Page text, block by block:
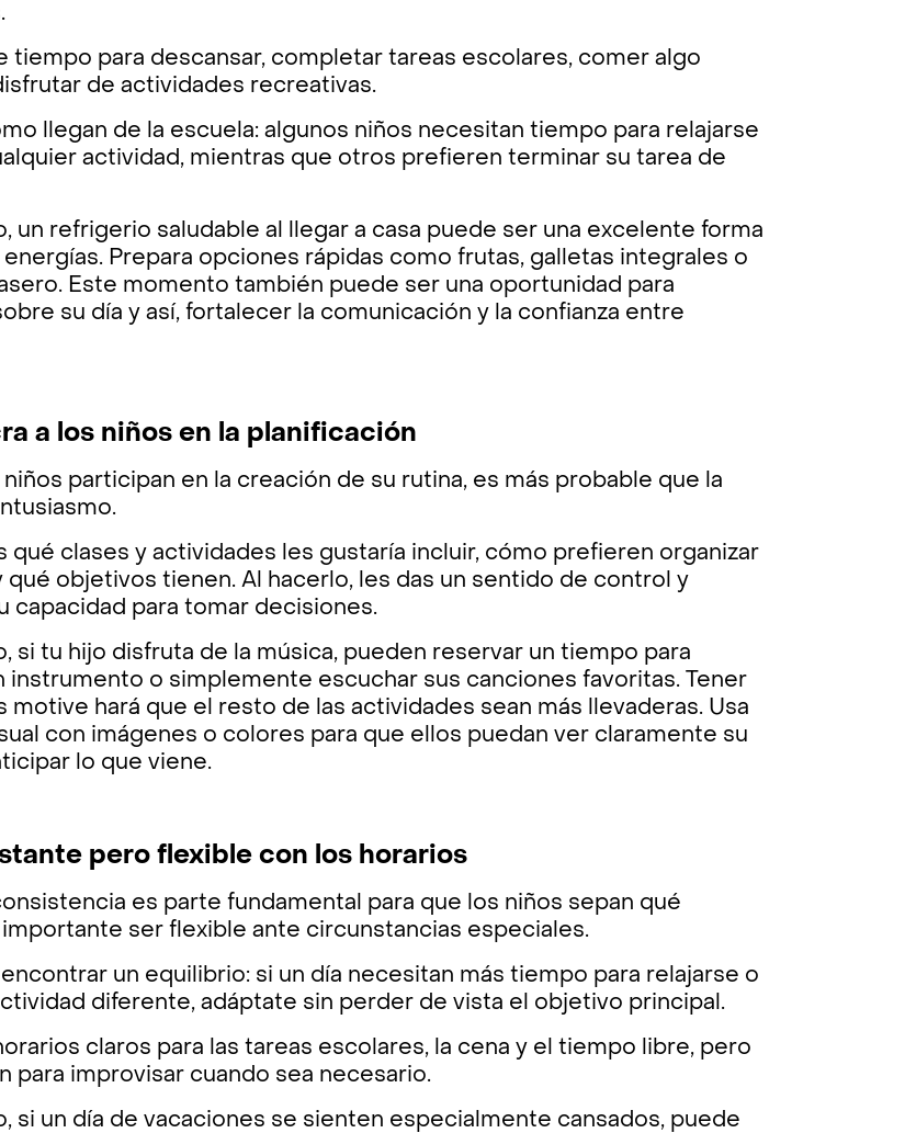
tiempo para descansar, completar tareas escolares, comer algo
de actividades recreativas.
llegan de la escuela: algunos niños necesitan tiempo para relajarse
actividad, mientras que otros prefieren terminar su tarea de
un refrigerio saludable al llegar a casa puede ser una excelente forma
Prepara opciones rápidas como frutas, galletas integrales o
Este momento también puede ser una oportunidad para
su día y así, fortalecer la comunicación y la confianza entre
a los niños en la planificación
participan en la creación de su rutina, es más probable que la
qué clases y actividades les gustaría incluir, cómo prefieren organizar
qué objetivos tienen. Al hacerlo, les das un sentido de control y
capacidad para tomar decisiones.
si tu hijo disfruta de la música, pueden reservar un tiempo para
instrumento o simplemente escuchar sus canciones favoritas. Tener
motive hará que el resto de las actividades sean más llevaderas. Usa
con imágenes o colores para que ellos puedan ver claramente su
lo que viene.
pero flexible con los horarios
es parte fundamental para que los niños sepan qué
importante ser flexible ante circunstancias especiales.
un equilibrio: si un día necesitan más tiempo para relajarse o
diferente, adáptate sin perder de vista el objetivo principal.
claros para las tareas escolares, la cena y el tiempo libre, pero
para improvisar cuando sea necesario.
si un día de vacaciones se sienten especialmente cansados, puede